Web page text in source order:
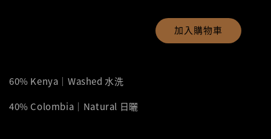
加入購物車
60% Kenya｜Washed 水洗
40% Colombia｜Natural 日曬